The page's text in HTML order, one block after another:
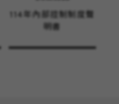
114年內部控制制度聲
明書